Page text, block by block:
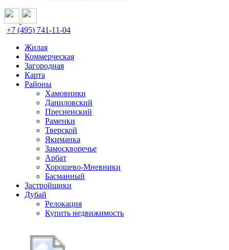
+7 (495) 741-11-04
Жилая
Коммерческая
Загородная
Карта
Районы
Хамовники
Даниловский
Пресненский
Раменки
Тверской
Якиманка
Замоскворечье
Арбат
Хорошево-Мневники
Басманный
Застройщики
Дубай
Релокация
Купить недвижимость